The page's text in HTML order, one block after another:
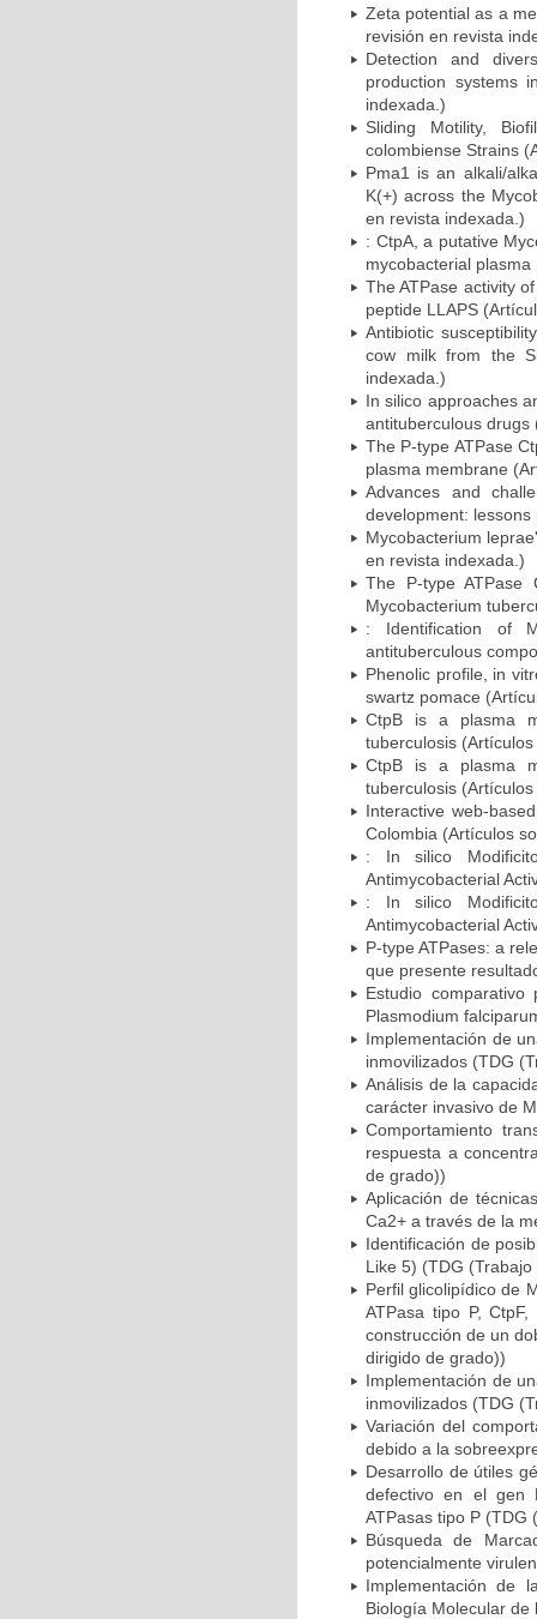
Zeta potential as a
revisión en revista
Detection and
production systems
indexada.)
Sliding Motility,
colombiense Strains
Pma1 is an alkali/
K(+) across the
en revista indexada.)
: CtpA, a putative
mycobacterial
The ATPase activity
peptide LLAPS
Antibiotic
cow milk from the
indexada.)
In silico approaches
antituberculous drugs
The P-type ATPase
plasma membrane
Advances and
development:
Mycobacterium
en revista indexada.)
The P-type ATPase
Mycobacterium
: Identification of
antituberculous
Phenolic profile, in
swartz pomace
CtpB is a plasma
tuberculosis
CtpB is a plasma
tuberculosis
Interactive web-
Colombia (Artículos
: In silico
Antimycobacterial
: In silico
Antimycobacterial
P-type ATPases: a
que presente
Estudio
Plasmodium
Implementación de
inmovilizados (TDG
Análisis de la
carácter invasivo de
Comportamiento
respuesta a
de grado))
Aplicación de
Ca2+ a través de la
Identificación de
Like 5) (TDG
Perfil glicolipídico de
ATPasa tipo P,
construcción de un
dirigido de grado))
Implementación de
inmovilizados (TDG
Variación del
debido a la
Desarrollo de útiles
defectivo en el gen
ATPasas tipo P (TDG
Búsqueda de
potencialmente
Implementación de
Biología Molecular